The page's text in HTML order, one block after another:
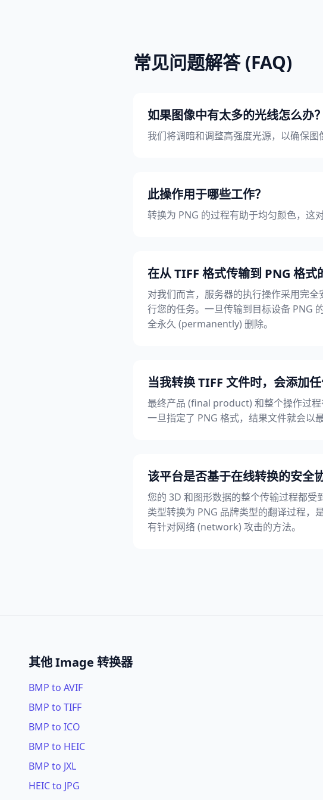
常见问题解答 (FAQ)
如果图像中有太多的光线怎么办？
我们将调暗和调整高强度光源，以确保图
此操作用于哪些工作？
转换为 PNG 的过程有助于均匀颜色，
在从 TIFF 格式传输到 PNG 格
对我们而言，服务器的执行操作采用完
行您的任务。一旦传输到目标设备 PNG
全永久 (permanently) 删除。
当我转换 TIFF 文件时，会添加
最终产品 (final product) 和整个操作过
一旦指定了 PNG 格式，结果文件就会以
该平台是否基于在线转换的安
您的 3D 和图形数据的整个传输过程都
类型转换为 PNG 品牌类型的翻译过程
有针对网络 (network) 攻击的方法。
其他 Image 转换器
BMP to AVIF
BMP to TIFF
BMP to ICO
BMP to HEIC
BMP to JXL
HEIC to JPG